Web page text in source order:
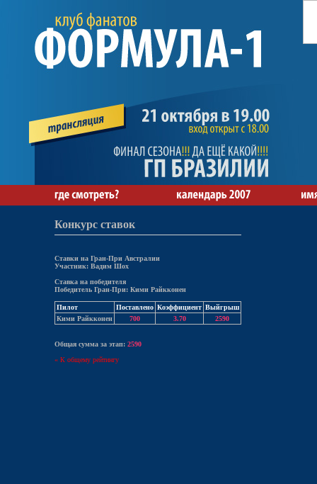
Конкурс ставок
Ставки на Гран-При Австралии
Участник: Вадим Шох
Ставка на победителя
Победитель Гран-При: Кими Райкконен
Пилот Поставлено Коэффициент Выйгрыш
Кими Райкконен
700 3.70 2590
Общая сумма за этап: 2590
« К общему рейтингу